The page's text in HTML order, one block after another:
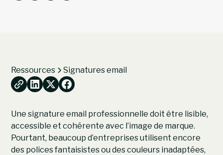
Ressources Signatures email
Une signature email professionnelle doit être lisible,
accessible et cohérente avec l’image de marque.
Pourtant, beaucoup d’entreprises utilisent encore
des polices fantaisistes ou des couleurs inadaptées,